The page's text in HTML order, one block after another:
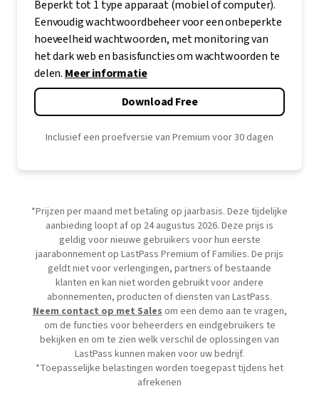
Free Voor een goed begin
Beperkt tot 1 type apparaat (mobiel of computer).
Eenvoudig wachtwoordbeheer voor een onbeperkte
hoeveelheid wachtwoorden, met monitoring van
het dark web en basisfuncties om wachtwoorden te
delen.
Meer informatie
Download Free
Inclusief een proefversie van Premium voor 30 dagen
*Prijzen per maand met betaling op jaarbasis. Deze tijdelijke
aanbieding loopt af op 24 augustus 2026. Deze prijs is
geldig voor nieuwe gebruikers voor hun eerste
jaarabonnement op LastPass Premium of Families. De prijs
geldt niet voor verlengingen, partners of bestaande
klanten en kan niet worden gebruikt voor andere
abonnementen, producten of diensten van LastPass.
Neem contact op met Salesom een demo aan te vragen,
om de functies voor beheerders en eindgebruikers te
bekijken en om te zien welk verschil de oplossingen van
LastPass kunnen maken voor uw bedrijf.